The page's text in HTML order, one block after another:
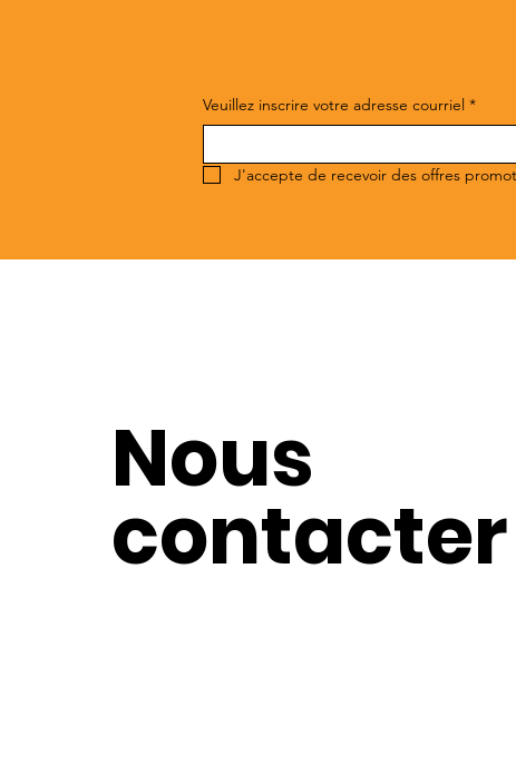
Veuillez inscrire votre adresse courriel *
J'accepte de recevoir des offres
Nous
contacter